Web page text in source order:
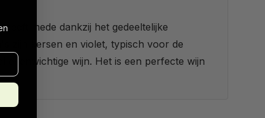
mede dankzij het gedeeltelijke
zijn kersen en violet, typisch voor de
evenwichtige wijn. Het is een perfecte wijn